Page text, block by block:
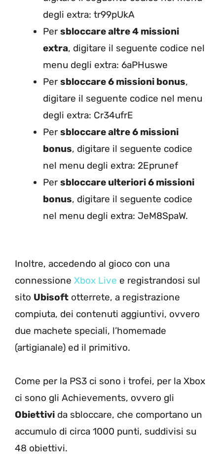
degli extra: tr99pUkA
Per sbloccare altre 4 missioni
extra, digitare il seguente codice nel
menu degli extra: 6aPHuswe
Per sbloccare 6 missioni bonus,
digitare il seguente codice nel menu
degli extra: Cr34ufrE
Per sbloccare altre 6 missioni
bonus, digitare il seguente codice
nel menu degli extra: 2Eprunef
Per sbloccare ulteriori 6 missioni
bonus, digitare il seguente codice
nel menu degli extra: JeM8SpaW.
Inoltre, accedendo al gioco con una
connessione Xbox Live e registrandosi sul
sito Ubisoft otterrete, a registrazione
compiuta, dei contenuti aggiuntivi, ovvero
due machete speciali, l’homemade
(artigianale) ed il primitivo.
Come per la PS3 ci sono i trofei, per la Xbox
ci sono gli Achievements, ovvero gli
Obiettivi da sbloccare, che comportano un
accumulo di circa 1000 punti, suddivisi su
48 obiettivi.